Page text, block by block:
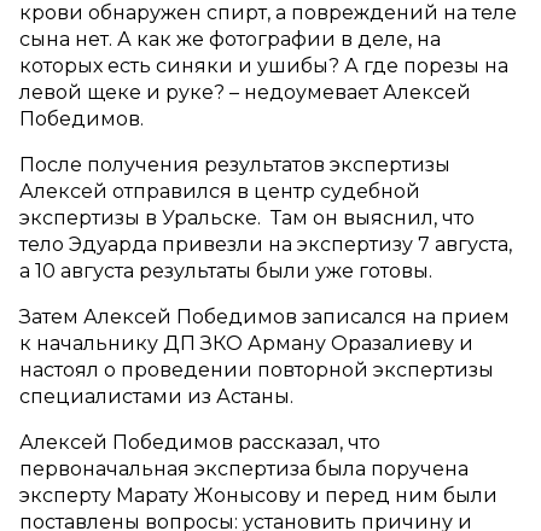
крови обнаружен спирт, а повреждений на теле
сына нет. А как же фотографии в деле, на
которых есть синяки и ушибы? А где порезы на
левой щеке и руке? – недоумевает Алексей
Победимов.
После получения результатов экспертизы
Алексей отправился в центр судебной
экспертизы в Уральске. Там он выяснил, что
тело Эдуарда привезли на экспертизу 7 августа,
а 10 августа результаты были уже готовы.
Затем Алексей Победимов записался на прием
к начальнику ДП ЗКО Арману Оразалиеву и
настоял о проведении повторной экспертизы
специалистами из Астаны.
Алексей Победимов рассказал, что
первоначальная экспертиза была поручена
эксперту Марату Жонысову и перед ним были
поставлены вопросы: установить причину и